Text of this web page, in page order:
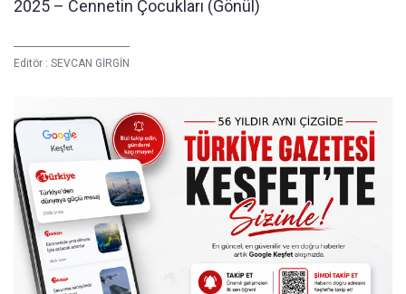
2025 – Cennetin Çocukları (Gönül)
Editör : SEVCAN GİRGİN